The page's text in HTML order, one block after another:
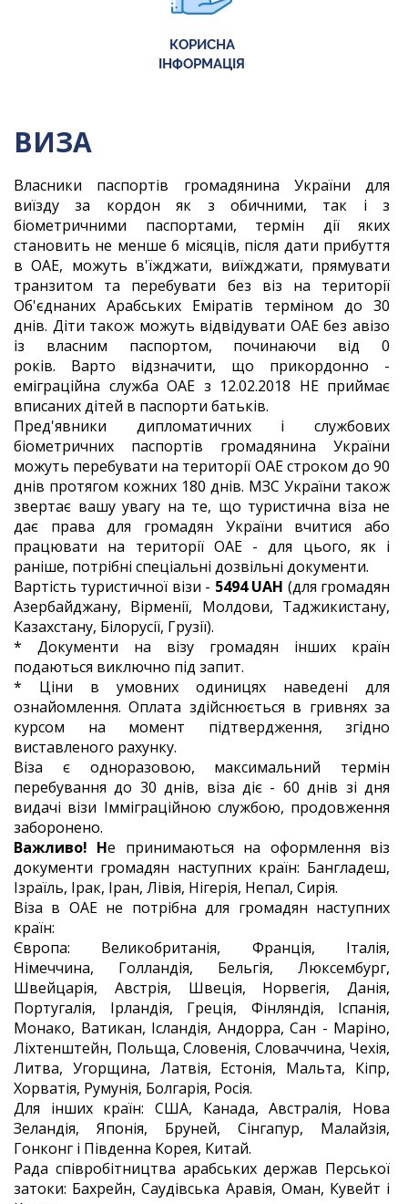
КОРИСНА
ІНФОРМАЦІЯ
ВИЗА
Власники паспортів громадянина України для
виїзду за кордон як з обичними, так і з
біометричними паспортами, термін дії яких
становить не менше 6 місяців, після дати прибуття
в ОАЕ, можуть в'їжджати, виїжджати, прямувати
транзитом та перебувати без віз на території
Об'єднаних Арабських Еміратів терміном до 30
днів. Діти також можуть відвідувати ОАЕ без авізо
із власним паспортом, починаючи від 0
років. Варто відзначити, що прикордонно -
еміграційна служба ОАЕ з 12.02.2018 НЕ приймає
вписаних дітей в паспорти батьків.
Пред'явники дипломатичних і службових
біометричних паспортів громадянина України
можуть перебувати на території ОАЕ строком до 90
днів протягом кожних 180 днів. МЗС України також
звертає вашу увагу на те, що туристична віза не
дає права для громадян України вчитися або
працювати на території ОАЕ - для цього, як і
раніше, потрібні спеціальні дозвільні документи.
Вартість туристичної візи - 5494 UAH (для громадян
Азербайджану, Вірменії, Молдови, Таджикистану,
Казахстану, Білорусії, Грузії).
* Документи на візу громадян інших країн
подаються виключно під запит.
* Ціни в умовних одиницях наведені для
ознайомлення. Оплата здійснюється в гривнях за
курсом на момент підтвердження, згідно
виставленого рахунку.
Віза є одноразовою, максимальний термін
перебування до 30 днів, віза діє - 60 днів зі дня
видачі візи Імміграційною службою, продовження
заборонено.
Важливо! Не принимаються на оформлення віз
документи громадян наступних країн: Бангладеш,
Ізраїль, Ірак, Іран, Лівія, Нігерія, Непал, Сирія.
Віза в ОАЕ не потрібна для громадян наступних
країн:
Європа: Великобританія, Франція, Італія,
Німеччина, Голландія, Бельгія, Люксембург,
Швейцарія, Австрія, Швеція, Норвегія, Данія,
Португалія, Ірландія, Греція, Фінляндія, Іспанія,
Монако, Ватикан, Ісландія, Андорра, Сан - Маріно,
Ліхтенштейн, Польща, Словенія, Словаччина, Чехія,
Литва, Угорщина, Латвія, Естонія, Мальта, Кіпр,
Хорватія, Румунія, Болгарія, Росія.
Для інших країн: США, Канада, Австралія, Нова
Зеландія, Японія, Бруней, Сінгапур, Малайзія,
Гонконг і Південна Корея, Китай.
Рада співробітництва арабських держав Перської
затоки: Бахрейн, Саудівська Аравія, Оман, Кувейт і